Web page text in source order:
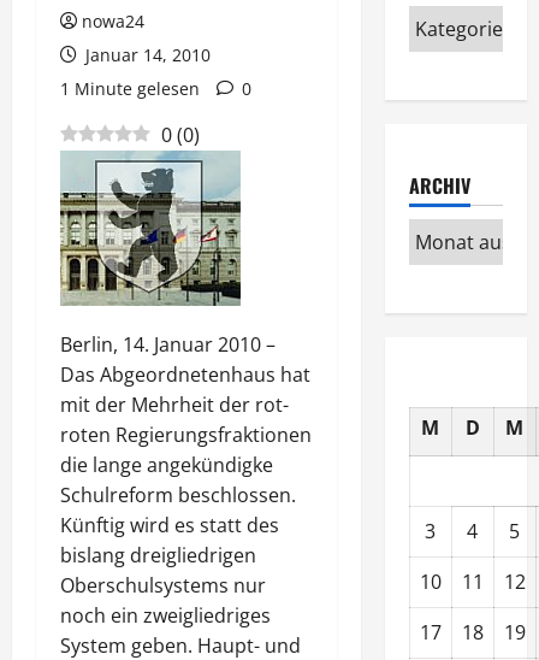
nowa24
Januar 14, 2010
1 Minute gelesen
0
0(0)
Berlin, 14. Januar 2010 –
Das Abgeordnetenhaus hat
mit der Mehrheit der rot-
roten Regierungsfraktionen
die lange angekündigke
Schulreform beschlossen.
Künftig wird es statt des
bislang dreigliedrigen
Oberschulsystems nur
noch ein zweigliedriges
System geben. Haupt- und
ARCHIV
M D M
3 4
5
10
11
12
17
18
19